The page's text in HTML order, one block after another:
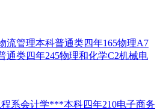
流管理本科普通类四年165物理A7
通类四年245物理和化学C2机械电
系会计学***本科四年210电子商务